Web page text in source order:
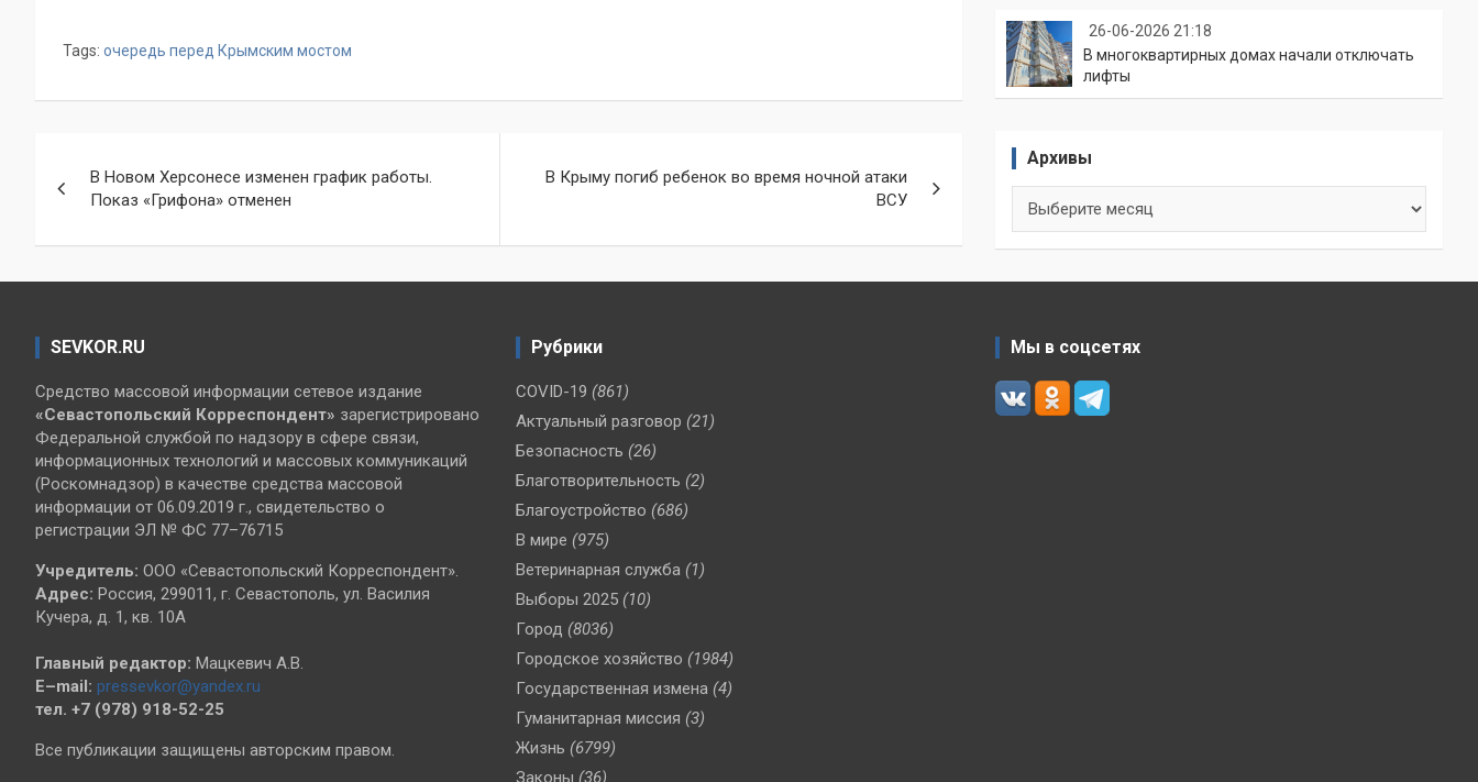
Tags: очередь перед Крымским мостом
по
записям
В Новом Херсонесе изменен график работы.
Показ «Грифона» отменен
В Крыму погиб ребенок во время ночной атаки
ВСУ
26-06-2026 21:18
В многоквартирных домах начали отключать
лифты
Архивы
SEVKOR.RU
Средство массовой информации сетевое издание
«Севастопольский Корреспондент» зарегистрировано
Федеральной службой по надзору в сфере связи,
информационных технологий и массовых коммуникаций
(Роскомнадзор) в качестве средства массовой
информации от 06.09.2019 г., свидетельство о
регистрации ЭЛ № ФС 77–76715
Учредитель: ООО «Севастопольский Корреспондент».
Адрес: Россия, 299011, г. Севастополь, ул. Василия
Кучера, д. 1, кв. 10А
Главный редактор: Мацкевич А.В.
E–mail: pressevkor@yandex.ru
тел. +7 (978) 918-52-25
Все публикации защищены авторским правом.
Рубрики
COVID-19 (861)
Актуальный разговор (21)
Безопасность (26)
Благотворительность (2)
Благоустройство (686)
В мире (975)
Ветеринарная служба (1)
Выборы 2025 (10)
Город (8036)
Городское хозяйство (1984)
Государственная измена (4)
Гуманитарная миссия (3)
Жизнь (6799)
Законы (36)
Мы в соцсетях